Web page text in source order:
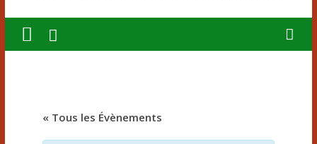
« Tous les Évènements